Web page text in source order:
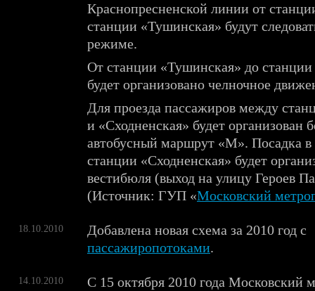
Краснопресненской линии от
станции «Тушинская» будут
режиме.
От станции «Тушинская» до станции
будет организовано челночное
Для проезда пассажиров между
и «Сходненская» будет организован
автобусный маршрут «М». Посадка в
станции «Сходненская» будет
вестибюля (выход на улицу Героев
(Источник: ГУП «Московский
18.10.2010
Добавлена новая схема за 2010 год с
пассажиропотоками.
14.10.2010
С 15 октября 2010 года Московский